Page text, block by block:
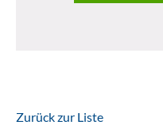
Zurück zur Liste